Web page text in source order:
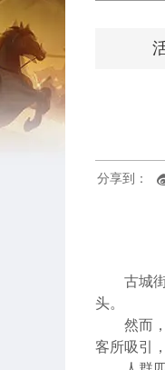
分享到：
古城
头。
然而
客所吸引